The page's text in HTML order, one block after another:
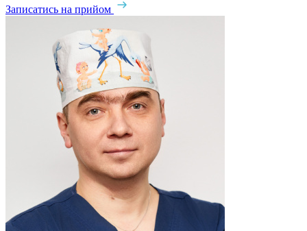
Записатись на прийом